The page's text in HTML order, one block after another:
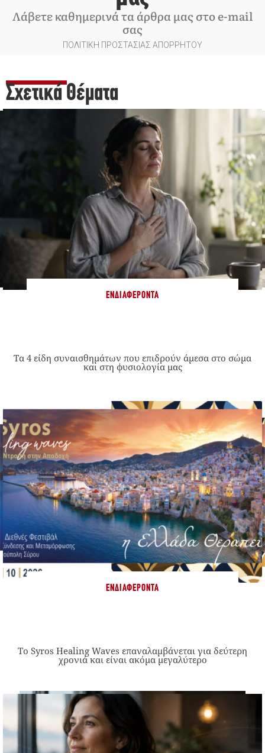
Λάβετε καθημερινά τα άρθρα μας στο e-mail
σας
ΠΟΛΙΤΙΚΗ ΠΡΟΣΤΑΣΙΑΣ ΑΠΟΡΡΗΤΟΥ
Σχετικά Θέματα
ΕΝΔΙΑΦΈΡΟΝΤΑ
Τα 4 είδη συναισθημάτων που επιδρούν άμεσα στο σώμα
και στη φυσιολογία μας
ΕΝΔΙΑΦΈΡΟΝΤΑ
Το Syros Healing Waves επαναλαμβάνεται για δεύτερη
χρονιά και είναι ακόμα μεγαλύτερο